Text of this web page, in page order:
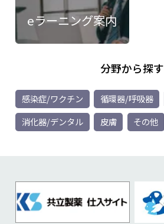
eラーニング案内
分野から探す
感染症/ワクチン 循環器/呼吸器
消化器/デンタル
皮膚 その他